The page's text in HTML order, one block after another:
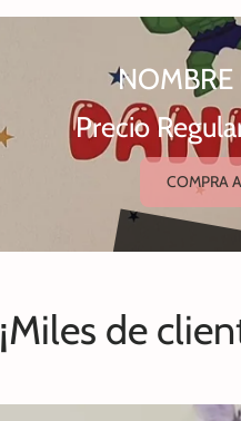
NOMBRE
Precio
COMPRA
¡Miles de